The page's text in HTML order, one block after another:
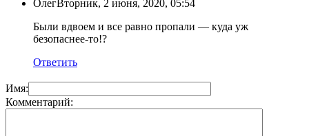
ОлегВторник, 2 июня, 2020, 05:54
Были вдвоем и все равно пропали — куда уж
безопаснее-то!?
Ответить
Имя:
Комментарий: